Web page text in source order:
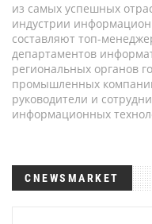
из самых успешных
индустрии
составляют топ-
департаментов
региональных органов
промышленных
руководители и
информационных
CNEWSMARKET